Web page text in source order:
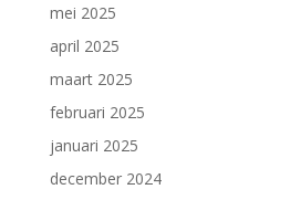
mei 2025
april 2025
maart 2025
februari 2025
januari 2025
december 2024